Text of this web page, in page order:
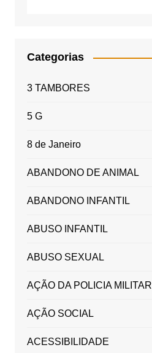
Categorias
3 TAMBORES
5 G
8 de Janeiro
ABANDONO DE ANIMAL
ABANDONO INFANTIL
ABUSO INFANTIL
ABUSO SEXUAL
AÇÃO DA POLICIA MILITAR
AÇÃO SOCIAL
ACESSIBILIDADE